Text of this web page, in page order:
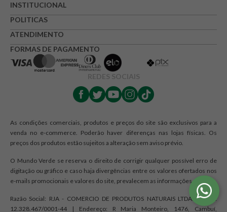
INSTITUCIONAL
POLITICAS
ATENDIMENTO
FORMAS DE PAGAMENTO
REDES SOCIAIS
As condições comerciais, produtos e preços do site são exclusivos para a
venda no e-commerce. Poderão haver diferenças nas lojas físicas. Os
preços dos produtos estão sujeitos a alteração sem aviso prévio.
O Mundo Verde se reserva o direito de corrigir qualquer possível erro de
digitação ou gráfico e caso haja divergências entre os valores ofertados nos
e-mails promocionais e valores do site, prevalecem as informações do site.
Razão Social: RJA - COMERCIO DE PRODUTOS NATURAIS LTDA. | CNPJ:
12.328.467/0001-44 | Endereço: R Maria Monteiro, 1476, Cambuí,